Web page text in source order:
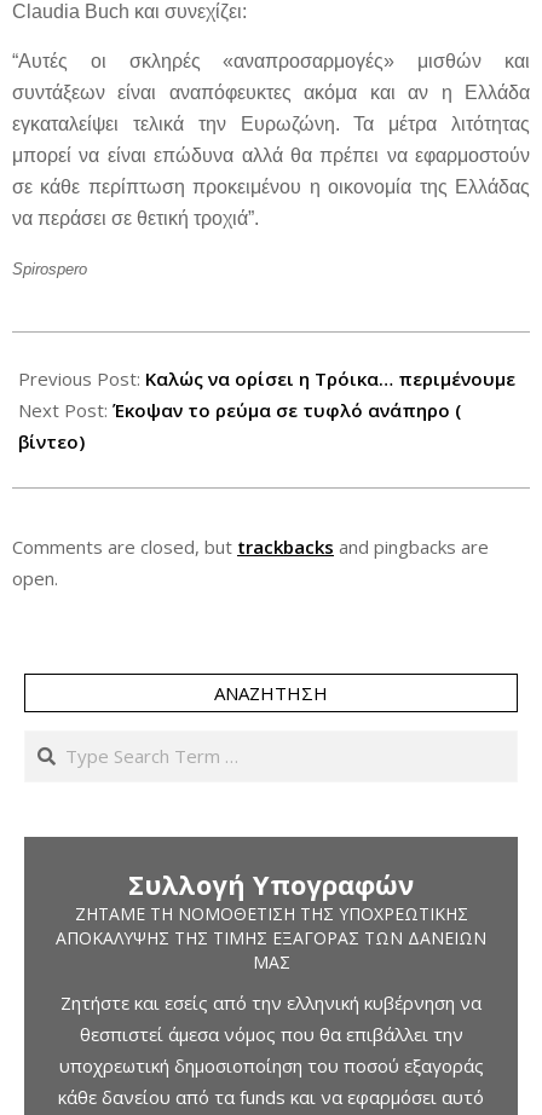
Claudia Buch και συνεχίζει:
“Αυτές οι σκληρές «αναπροσαρμογές» μισθών και
συντάξεων είναι αναπόφευκτες ακόμα και αν η Ελλάδα
εγκαταλείψει τελικά την Ευρωζώνη. Τα μέτρα λιτότητας
μπορεί να είναι επώδυνα αλλά θα πρέπει να εφαρμοστούν
σε κάθε περίπτωση προκειμένου η οικονομία της Ελλάδας
να περάσει σε θετική τροχιά”.
Spirospero
06-
23
Previous Post: Καλώς να ορίσει η Τρόικα… περιμένουμε
Next Post: Έκοψαν το ρεύμα σε τυφλό ανάπηρο (
βίντεο)
Comments are closed, but trackbacks and pingbacks are
open.
ΑΝΑΖΉΤΗΣΗ
Search
Συλλογή Υπογραφών
ΖΗΤΆΜΕ ΤΗ ΝΟΜΟΘΈΤΙΣΗ ΤΗΣ ΥΠΟΧΡΕΩΤΙΚΉΣ
ΑΠΟΚΆΛΥΨΗΣ ΤΗΣ ΤΙΜΉΣ ΕΞΑΓΟΡΆΣ ΤΩΝ ΔΑΝΕΊΩΝ
ΜΑΣ
Ζητήστε και εσείς από την ελληνική κυβέρνηση να
θεσπιστεί άμεσα νόμος που θα επιβάλλει την
υποχρεωτική δημοσιοποίηση του ποσού εξαγοράς
κάθε δανείου από τα funds και να εφαρμόσει αυτό